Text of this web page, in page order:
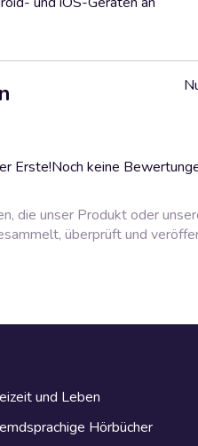
Erste!Noch keine
die unser Produkt oder
überprüft und
und Leben
Hörbücher